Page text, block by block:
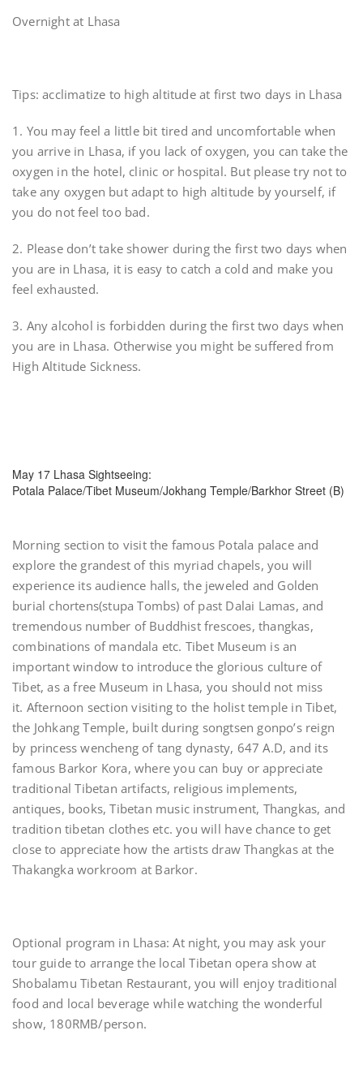
Overnight at Lhasa
Tips: acclimatize to high altitude at first two days in Lhasa
1. You may feel a little bit tired and uncomfortable when
you arrive in Lhasa, if you lack of oxygen, you can take the
oxygen in the hotel, clinic or hospital. But please try not to
take any oxygen but adapt to high altitude by yourself, if
you do not feel too bad.
2. Please don’t take shower during the first two days when
you are in Lhasa, it is easy to catch a cold and make you
feel exhausted.
3. Any alcohol is forbidden during the first two days when
you are in Lhasa. Otherwise you might be suffered from
High Altitude Sickness.
May 17 Lhasa Sightseeing:
Potala Palace/Tibet Museum/Jokhang Temple/Barkhor Street (B)
Morning section to visit the famous Potala palace and
explore the grandest of this myriad chapels, you will
experience its audience halls, the jeweled and Golden
burial chortens(stupa Tombs) of past Dalai Lamas, and
tremendous number of Buddhist frescoes, thangkas,
combinations of mandala etc. Tibet Museum is an
important window to introduce the glorious culture of
Tibet, as a free Museum in Lhasa, you should not miss
it. Afternoon section visiting to the holist temple in Tibet,
the Johkang Temple, built during songtsen gonpo’s reign
by princess wencheng of tang dynasty, 647 A.D, and its
famous Barkor Kora, where you can buy or appreciate
traditional Tibetan artifacts, religious implements,
antiques, books, Tibetan music instrument, Thangkas, and
tradition tibetan clothes etc. you will have chance to get
close to appreciate how the artists draw Thangkas at the
Thakangka workroom at Barkor.
Optional program in Lhasa: At night, you may ask your
tour guide to arrange the local Tibetan opera show at
Shobalamu Tibetan Restaurant, you will enjoy traditional
food and local beverage while watching the wonderful
show, 180RMB/person.